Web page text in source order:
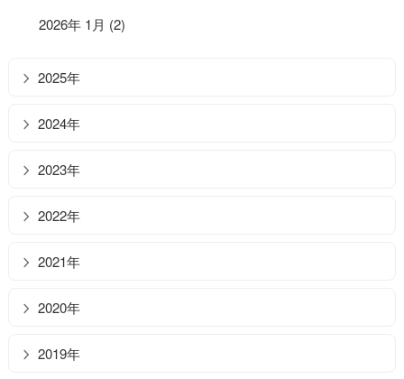
2026年 1月 (2)
2025年
2024年
2023年
2022年
2021年
2020年
2019年